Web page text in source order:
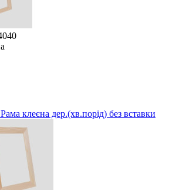
клеєна дер.(хв.порід) без вставки